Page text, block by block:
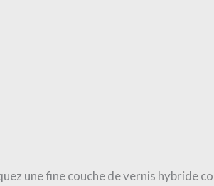
une fine couche de vernis hybride